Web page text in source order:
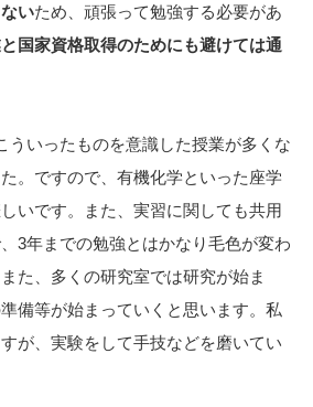
いため、頑張って勉強する必要があ
国家資格取得のためにも避けては通
ういったものを意識した授業が多くな
。ですので、有機化学といった座学
いです。また、実習に関しても共用
3年までの勉強とはかなり毛色が変わ
た、多くの研究室では研究が始ま
備等が始まっていくと思います。私
が、実験をして手技などを磨いてい